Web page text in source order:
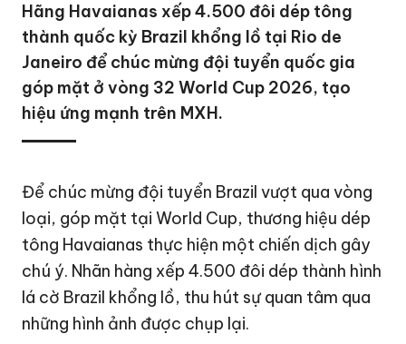
Hãng Havaianas xếp 4.500 đôi dép tông
thành quốc kỳ Brazil khổng lồ tại Rio de
Janeiro để chúc mừng đội tuyển quốc gia
góp mặt ở vòng 32 World Cup 2026, tạo
hiệu ứng mạnh trên MXH.
Để chúc mừng đội tuyển Brazil vượt qua vòng
loại, góp mặt tại World Cup, thương hiệu dép
tông Havaianas thực hiện một chiến dịch gây
chú ý. Nhãn hàng xếp 4.500 đôi dép thành hình
lá cờ Brazil khổng lồ, thu hút sự quan tâm qua
những hình ảnh được chụp lại.